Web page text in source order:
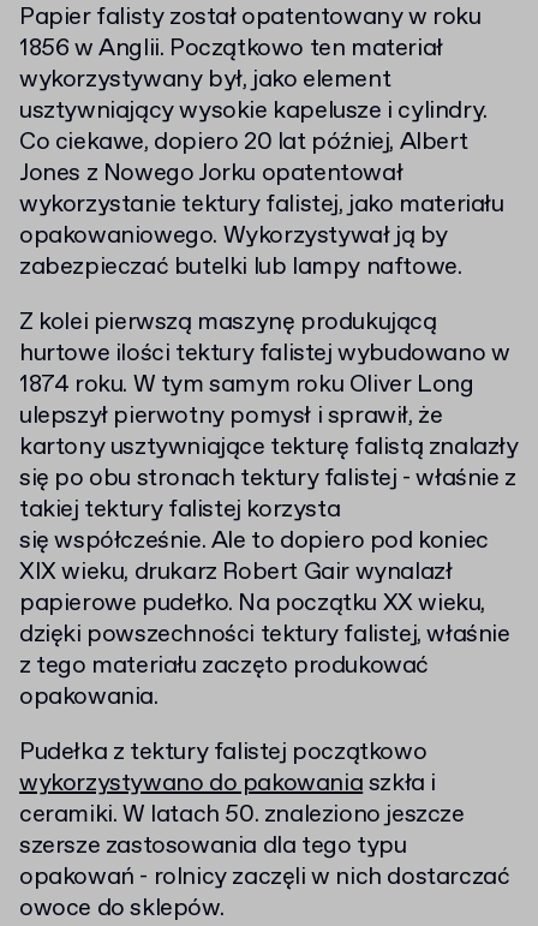
Papier falisty został opatentowany w roku
1856 w Anglii. Początkowo ten materiał
wykorzystywany był, jako element
usztywniający wysokie kapelusze i cylindry.
Co ciekawe, dopiero 20 lat później, Albert
Jones z Nowego Jorku opatentował
wykorzystanie tektury falistej, jako materiału
opakowaniowego. Wykorzystywał ją by
zabezpieczać butelki lub lampy naftowe.
Z kolei pierwszą maszynę produkującą
hurtowe ilości tektury falistej wybudowano w
1874 roku. W tym samym roku Oliver Long
ulepszył pierwotny pomysł i sprawił, że
kartony usztywniające tekturę falistą znalazły
się po obu stronach tektury falistej - właśnie z
takiej tektury falistej korzysta
się współcześnie. Ale to dopiero pod koniec
XIX wieku, drukarz Robert Gair wynalazł
papierowe pudełko. Na początku XX wieku,
dzięki powszechności tektury falistej, właśnie
z tego materiału zaczęto produkować
opakowania.
Pudełka z tektury falistej początkowo
wykorzystywano do pakowaniaszkła i
ceramiki. W latach 50. znaleziono jeszcze
szersze zastosowania dla tego typu
opakowań - rolnicy zaczęli w nich dostarczać
owoce do sklepów.